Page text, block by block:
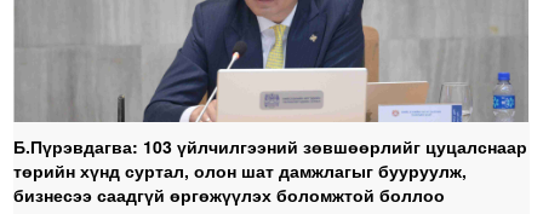
Б.Пүрэвдагва: 103 үйлчилгээний зөвшөөрлийг цуцалснаар
төрийн хүнд суртал, олон шат дамжлагыг бууруулж,
бизнесээ саадгүй өргөжүүлэх боломжтой боллоо